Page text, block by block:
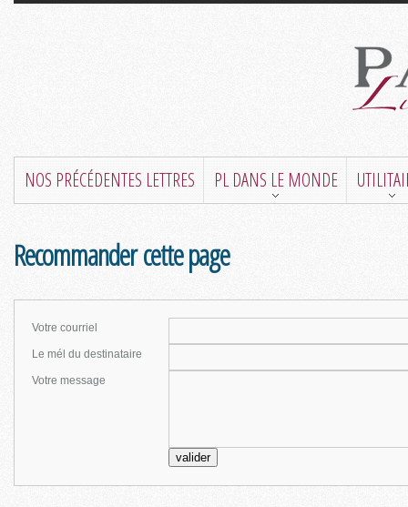
NOS PRÉCÉDENTES LETTRES PL DANS LE MONDE
Recommander cette page
Votre courriel
Le mél du destinataire
Votre message